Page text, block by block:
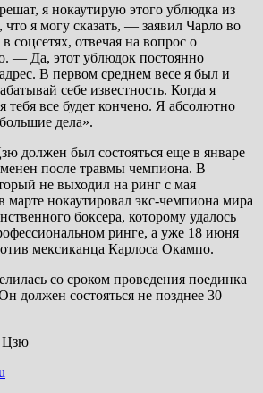
я нокаутирую этого ублюдка из
что я могу сказать, — заявил Чарло во
соцсетях, отвечая на вопрос о
— Да, этот ублюдок постоянно
В первом среднем весе я был и
себе известность. Когда я
тебя все будет кончено. Я абсолютно
дела».
должен был состояться еще в январе
после травмы чемпиона. В
не выходил на ринг с мая
нокаутировал экс-чемпиона мира
боксера, которому удалось
ринге, а уже 18 июня
мексиканца Карлоса Окампо.
со сроком проведения поединка
должен состояться не позднее 30
Цзю